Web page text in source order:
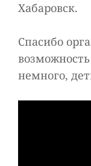
Хабаровск.
Спасибо
немного,